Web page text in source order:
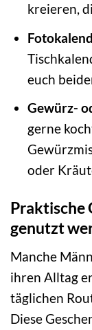
kreieren,
euch
Gewürz-
gerne
oder
Praktische
genutzt
Manche
ihren Alltag
täglichen
Diese